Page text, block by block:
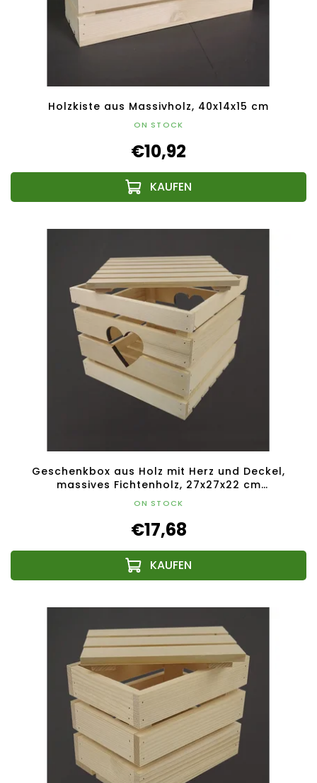
Holzkiste aus Massivholz, 40x14x15 cm
ON STOCK
€10,92
Geschenkbox aus Holz mit Herz und Deckel,
massives Fichtenholz, 27x27x22 cm
(Länge/Breite/Höhe)
ON STOCK
€17,68